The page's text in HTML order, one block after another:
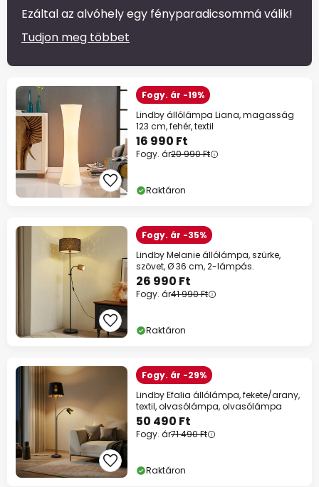
Ezáltal az alvóhely egy fényparadicsommá válik!
Tudjon meg többet
Fogy. ár -19%
Lindby állólámpa Liana, magasság
123 cm, fehér, textil
16 990 Ft
Fogy. ár20 990 Ft
Raktáron
Fogy. ár -35%
Lindby Melanie állólámpa, szürke,
szövet, Ø 36 cm, 2-lámpás.
26 990 Ft
Fogy. ár41 990 Ft
Raktáron
Fogy. ár -29%
Lindby Efalia állólámpa, fekete/arany,
textil, olvasólámpa, olvasólámpa
50 490 Ft
Fogy. ár71 490 Ft
Raktáron